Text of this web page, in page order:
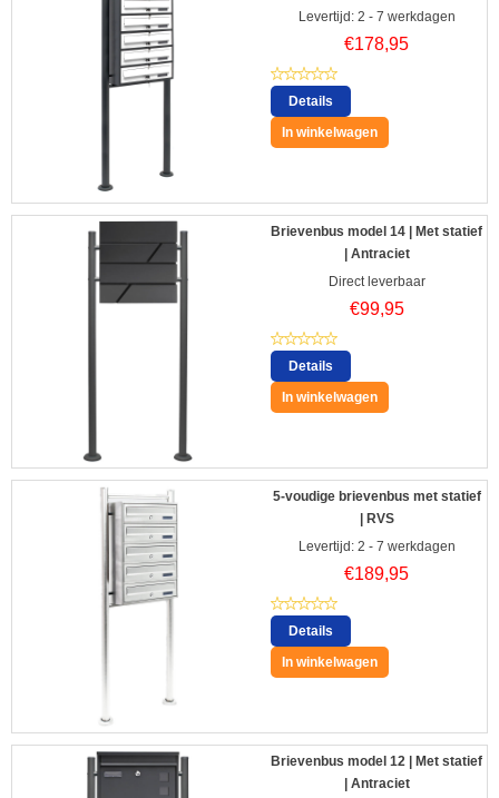
Levertijd: 2 - 7 werkdagen
€178,95
Details
In winkelwagen
Brievenbus model 14 | Met statief
| Antraciet
Direct leverbaar
€99,95
Details
In winkelwagen
5-voudige brievenbus met statief
| RVS
Levertijd: 2 - 7 werkdagen
€189,95
Details
In winkelwagen
Brievenbus model 12 | Met statief
| Antraciet